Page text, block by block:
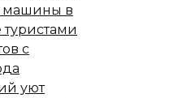
машины в
с
уют